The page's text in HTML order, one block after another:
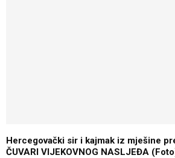
Hercegovački sir i kajmak iz mješine
ČUVARI VIJEKOVNOG NASLJEĐA